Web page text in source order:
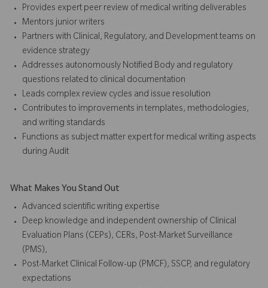
Provides expert peer review of medical writing deliverables
Mentors junior writers
Partners with Clinical, Regulatory, and Development teams on
evidence strategy
Addresses autonomously Notified Body and regulatory
questions related to clinical documentation
Leads complex review cycles and issue resolution
Contributes to improvements in templates, methodologies,
and writing standards
Functions as subject matter expert for medical writing aspects
during Audit
What Makes You Stand Out
Advanced scientific writing expertise
Deep knowledge and independent ownership of Clinical
Evaluation Plans (CEPs), CERs, Post-Market Surveillance
(PMS),
Post-Market Clinical Follow-up (PMCF), SSCP, and regulatory
expectations